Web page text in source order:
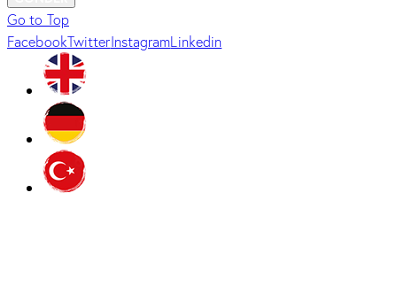
Go to Top
FacebookTwitterInstagramLinkedin